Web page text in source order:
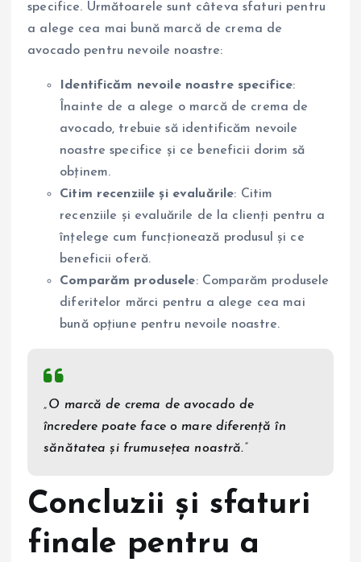
specifice. Următoarele sunt câteva sfaturi pentru
a alege cea mai bună marcă de crema de
avocado pentru nevoile noastre:
Identificăm nevoile noastre specifice:
Înainte de a alege o marcă de crema de
avocado, trebuie să identificăm nevoile
noastre specifice și ce beneficii dorim să
obținem.
Citim recenziile și evaluările: Citim
recenziile și evaluările de la clienți pentru a
înțelege cum funcționează produsul și ce
beneficii oferă.
Comparăm produsele: Comparăm produsele
diferitelor mărci pentru a alege cea mai
bună opțiune pentru nevoile noastre.
„O marcă de crema de avocado de
încredere poate face o mare diferență în
sănătatea și frumusețea noastră.”
Concluzii și sfaturi
finale pentru a